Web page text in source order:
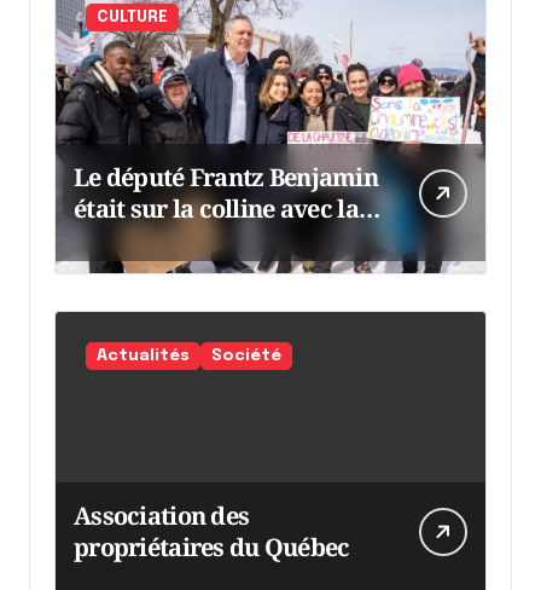
CULTURE
Le député Frantz Benjamin
était sur la colline avec la
chaumine
Actualités Société
Association des
propriétaires du Québec